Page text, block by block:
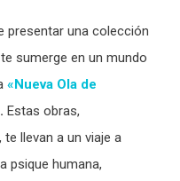
presentar una colección
sumerge en un mundo
«Nueva Ola de
. Estas obras,
llevan a un viaje a
psique humana,